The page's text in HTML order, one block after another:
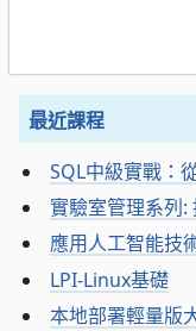
最近課程
SQL中級實戰：
實驗室管理系列:
應用人工智能技
LPI-Linux基礎
本地部署輕量版